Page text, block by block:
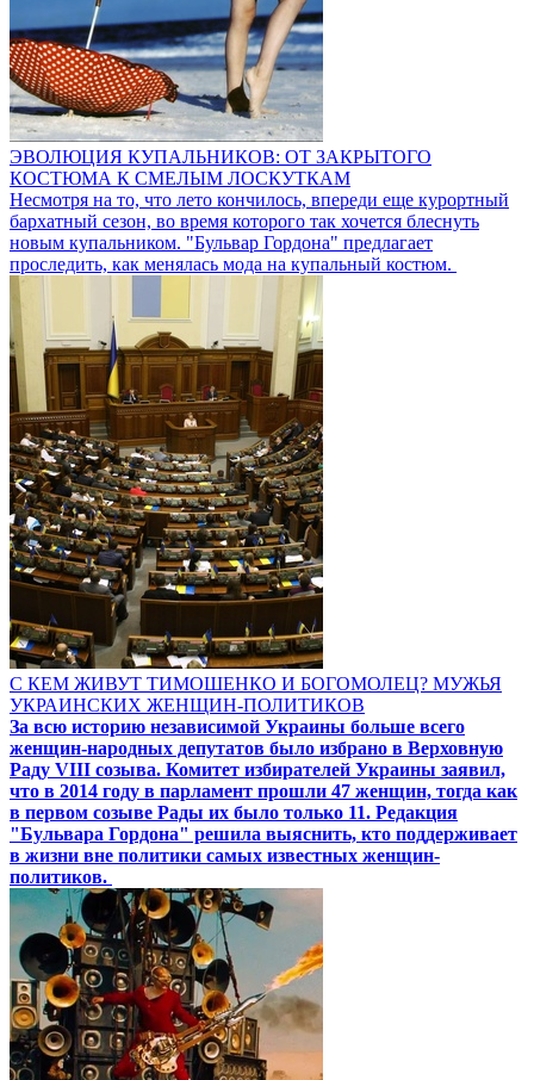
ЭВОЛЮЦИЯ КУПАЛЬНИКОВ: ОТ ЗАКРЫТОГО
КОСТЮМА К СМЕЛЫМ ЛОСКУТКАМ
Несмотря на то, что лето кончилось, впереди еще курортный
бархатный сезон, во время которого так хочется блеснуть
новым купальником. "Бульвар Гордона" предлагает
проследить, как менялась мода на купальный костюм.
С КЕМ ЖИВУТ ТИМОШЕНКО И БОГОМОЛЕЦ? МУЖЬЯ
УКРАИНСКИХ ЖЕНЩИН-ПОЛИТИКОВ
За всю историю независимой Украины больше всего
женщин-народных депутатов было избрано в Верховную
Раду VIII созыва. Комитет избирателей Украины заявил,
что в 2014 году в парламент прошли 47 женщин, тогда как
в первом созыве Рады их было только 11. Редакция
"Бульвара Гордона" решила выяснить, кто поддерживает
в жизни вне политики самых известных женщин-
политиков.